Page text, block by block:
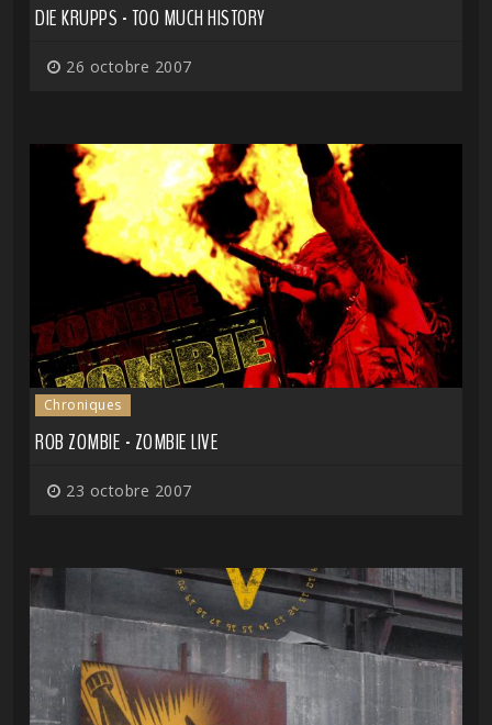
DIE KRUPPS - TOO MUCH HISTORY
26 octobre 2007
Chroniques
ROB ZOMBIE - ZOMBIE LIVE
23 octobre 2007